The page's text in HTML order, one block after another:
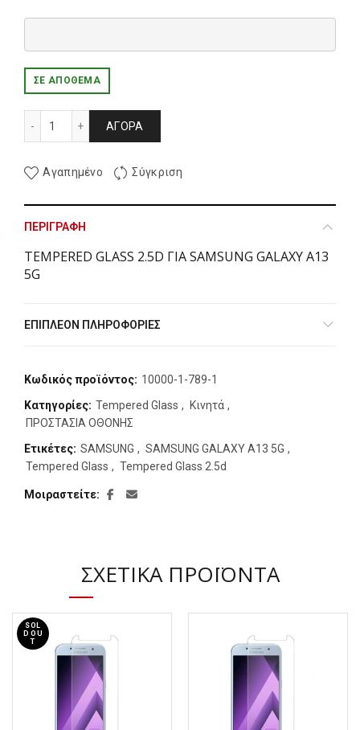
ΣΕ ΑΠΌΘΕΜΑ
ΑΓΟΡΆ
Αγαπημένο Σύγκριση
ΠΕΡΙΓΡΑΦΉ
TEMPERED GLASS 2.5D ΓΙΑ SAMSUNG GALAXY A13
5G
ΕΠΙΠΛΈΟΝ ΠΛΗΡΟΦΟΡΊΕΣ
Κωδικός προϊόντος: 10000-1-789-1
Κατηγορίες: Tempered Glass , Κινητά ,
ΠΡΟΣΤΑΣΙΑ ΟΘΟΝΗΣ
Ετικέτες: SAMSUNG , SAMSUNG GALAXY A13 5G ,
Tempered Glass , Tempered Glass 2.5d
Μοιραστείτε
ΣΧΕΤΙΚΆ ΠΡΟΪΌΝΤΑ
SOL
D OU
T